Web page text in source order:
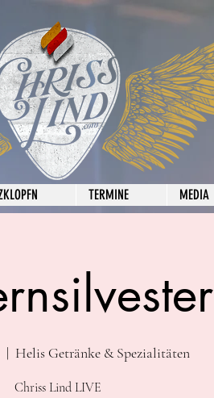
TERMINE MEDIA
  |
Helis Getränke & Spezialitäten
Chriss Lind LIVE